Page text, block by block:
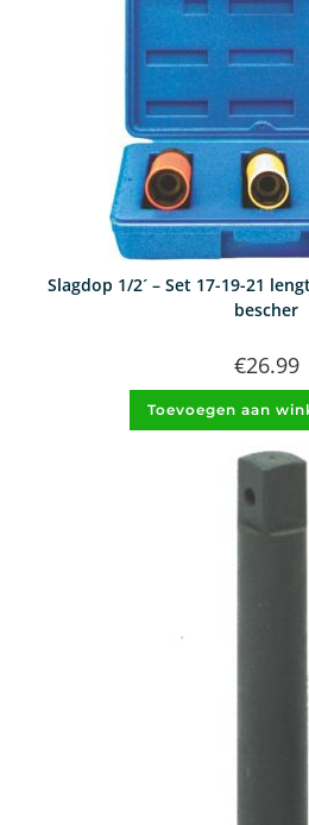
Slagdop 1/2´ – Set 17-19-21
bescher
€26.99
Toevoegen aan